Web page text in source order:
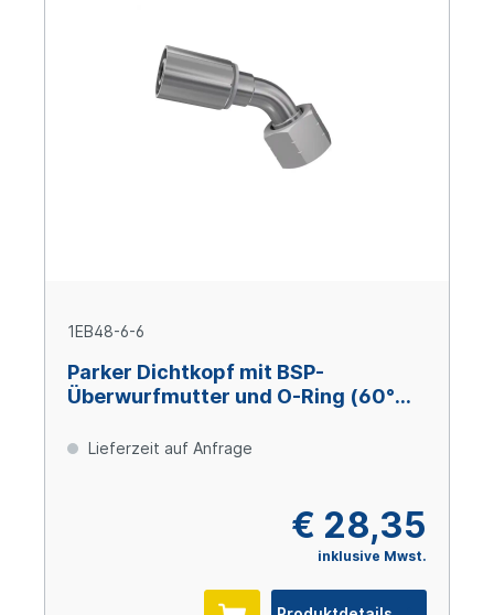
1EB48-6-6
Parker Dichtkopf mit BSP-
Überwurfmutter und O-Ring (60°
Lieferzeit auf Anfrage
€ 28,35
inklusive Mwst.